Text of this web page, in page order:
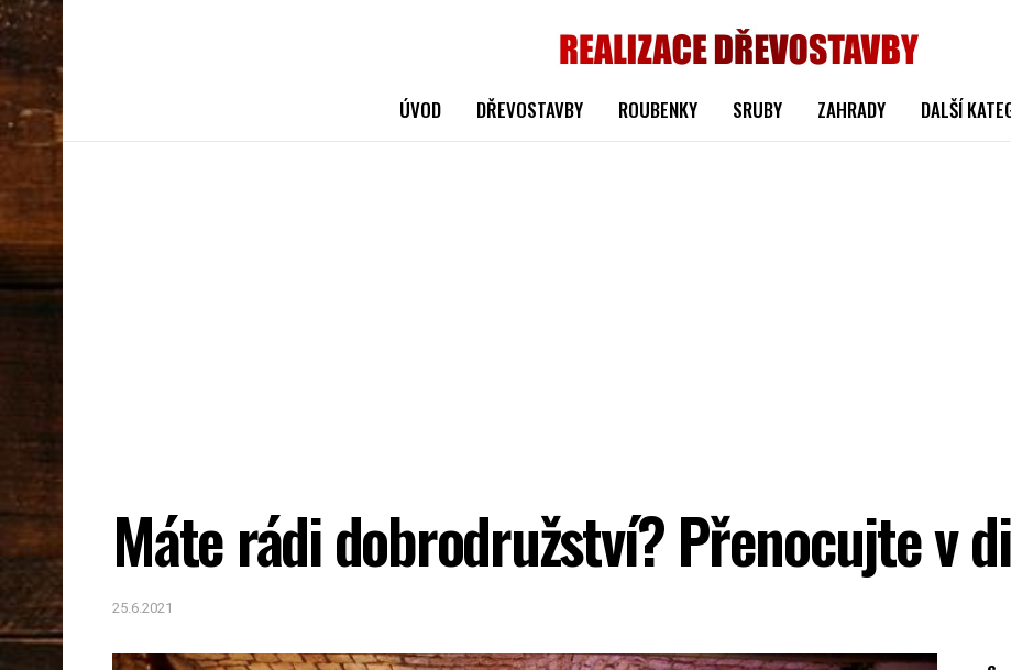
ÚVOD DŘEVOSTAVBY ROUBENKY SRUBY ZAHRADY DALŠÍ
Máte rádi dobrodružství? Přenocujte v
25.6.2021